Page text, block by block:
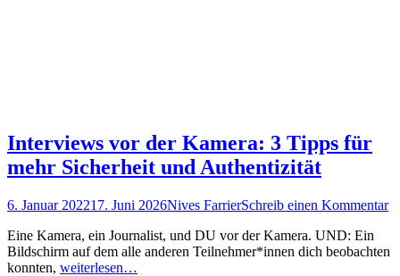
Interviews vor der Kamera: 3 Tipps für
mehr Sicherheit und Authentizität
Posted
6. Januar 202217. Juni 2026Autor
Nives FarrierSchreib einen Kommentar
Eine Kamera, ein Journalist, und DU vor der Kamera. UND: Ein
Bildschirm auf dem alle anderen Teilnehmer*innen dich beobachten
konnten, weiterlesen…